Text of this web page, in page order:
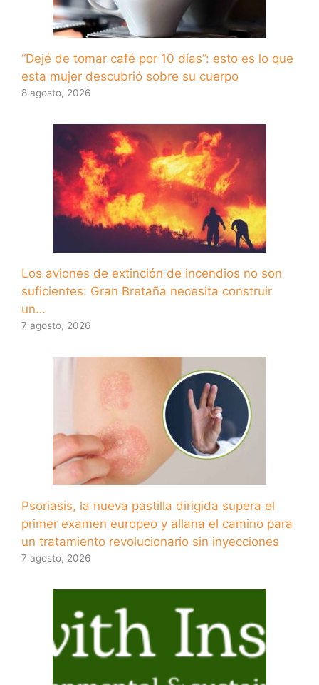
“Dejé de tomar café por 10 días”: esto es lo que
esta mujer descubrió sobre su cuerpo
8 agosto, 2026
Los aviones de extinción de incendios no son
suficientes: Gran Bretaña necesita construir
un…
7 agosto, 2026
Psoriasis, la nueva pastilla dirigida supera el
primer examen europeo y allana el camino para
un tratamiento revolucionario sin inyecciones
7 agosto, 2026